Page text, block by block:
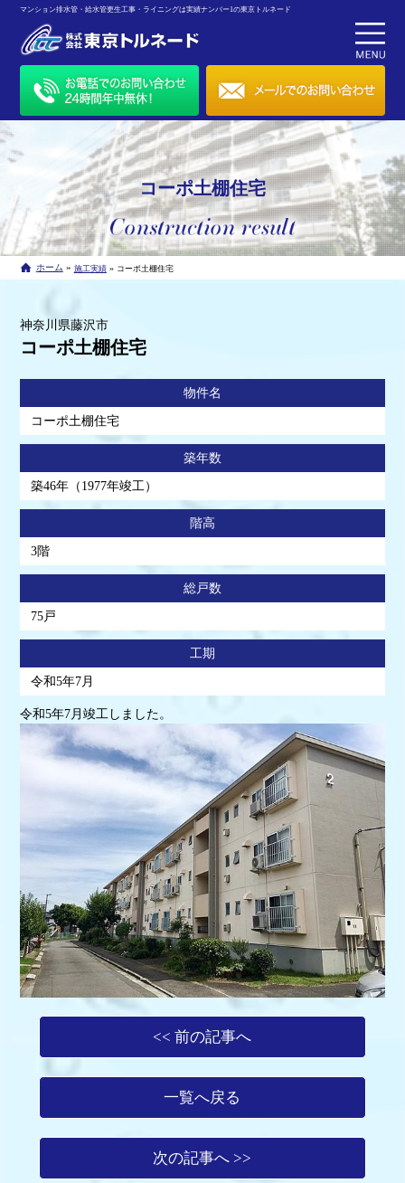
マンション排水管・給水管更生工事・ライニングは実績ナンバー1の東京トルネード
コーポ土棚住宅
ホーム » 施工実績» コーポ土棚住宅
神奈川県藤沢市
コーポ土棚住宅
物件名
コーポ土棚住宅
築年数
築46年（1977年竣工）
階高
3階
総戸数
75戸
工期
令和5年7月
令和5年7月竣工しました。
<< 前の記事へ
一覧へ戻る
次の記事へ >>